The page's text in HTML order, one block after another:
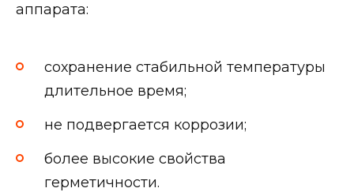
аппарата:
сохранение стабильной температуры
длительное время;
не подвергается коррозии;
более высокие свойства
герметичности.